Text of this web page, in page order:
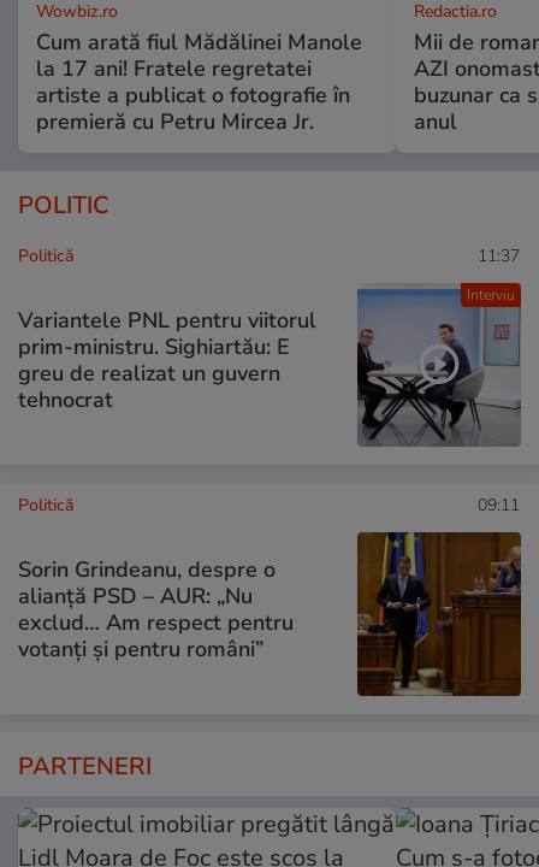
Wowbiz.ro
Cum arată fiul Mădălinei Manole
la 17 ani! Fratele regretatei
artiste a publicat o fotografie în
premieră cu Petru Mircea Jr.
Redactia.ro
Mii de
AZI
buzunar ca
anul
POLITIC
Interviu
Politică 11:37
Variantele PNL pentru viitorul
prim-ministru. Sighiartău: E
greu de realizat un guvern
tehnocrat
Politică 09:11
Sorin Grindeanu, despre o
alianță PSD – AUR: „Nu
exclud… Am respect pentru
votanți și pentru români”
PARTENERI